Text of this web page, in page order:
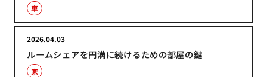
車
ルームシェアを円満に続けるための部屋の鍵
2026.04.03
家